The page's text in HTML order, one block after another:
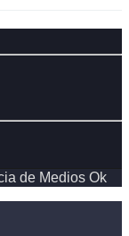
de Medios Ok